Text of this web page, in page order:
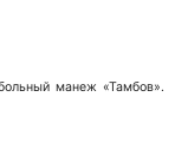
манеж «Тамбов».